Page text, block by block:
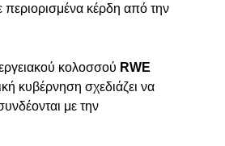
περιορισμένα κέρδη από την
κολοσσού RWE
κυβέρνηση σχεδιάζει να
με την